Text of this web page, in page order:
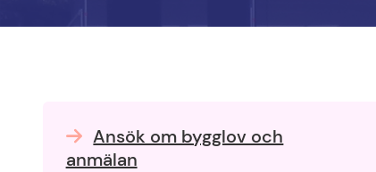
Ansök om bygglov och
anmälan